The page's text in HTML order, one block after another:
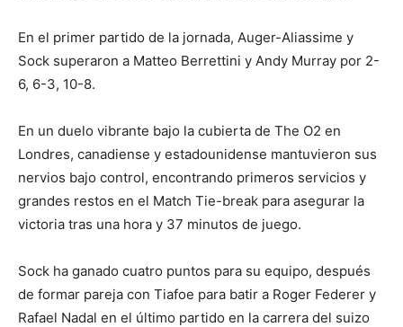
En el primer partido de la jornada, Auger-Aliassime y
Sock superaron a Matteo Berrettini y Andy Murray por 2-
6, 6-3, 10-8.
En un duelo vibrante bajo la cubierta de The O2 en
Londres, canadiense y estadounidense mantuvieron sus
nervios bajo control, encontrando primeros servicios y
grandes restos en el Match Tie-break para asegurar la
victoria tras una hora y 37 minutos de juego.
Sock ha ganado cuatro puntos para su equipo, después
de formar pareja con Tiafoe para batir a Roger Federer y
Rafael Nadal en el último partido en la carrera del suizo